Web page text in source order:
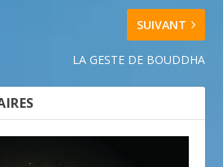
SUIVANT
LA GESTE DE BOUDDHA